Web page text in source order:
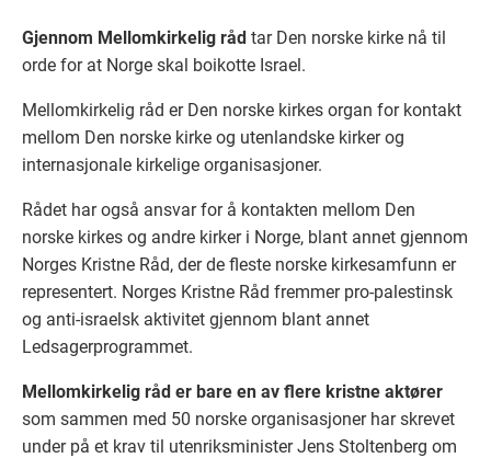
Gjennom Mellomkirkelig råd tar Den norske kirke nå til
orde for at Norge skal boikotte Israel.
Mellomkirkelig råd er Den norske kirkes organ for kontakt
mellom Den norske kirke og utenlandske kirker og
internasjonale kirkelige organisasjoner.
Rådet har også ansvar for å kontakten mellom Den
norske kirkes og andre kirker i Norge, blant annet gjennom
Norges Kristne Råd, der de fleste norske kirkesamfunn er
representert. Norges Kristne Råd fremmer pro-palestinsk
og anti-israelsk aktivitet gjennom blant annet
Ledsagerprogrammet.
Mellomkirkelig råd er bare en av flere kristne aktører
som sammen med 50 norske organisasjoner har skrevet
under på et krav til utenriksminister Jens Stoltenberg om